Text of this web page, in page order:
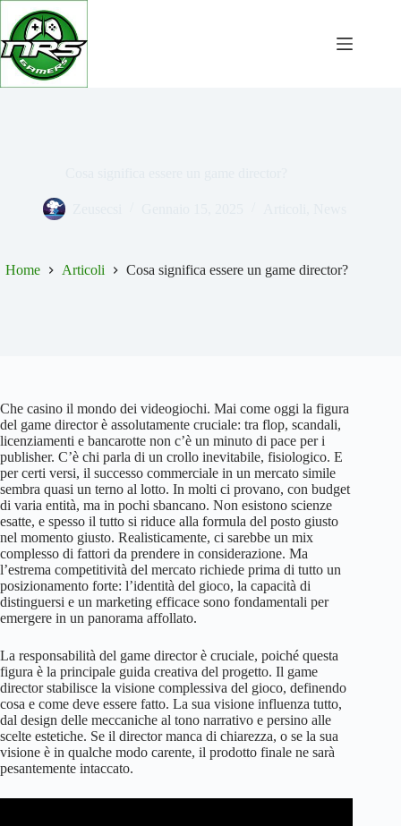
Salta
contenuto
Home Articoli Cosa significa essere un game director?
Che casino il mondo dei videogiochi. Mai come oggi la figura
del game director è assolutamente cruciale: tra flop, scandali,
licenziamenti e bancarotte non c’è un minuto di pace per i
publisher. C’è chi parla di un crollo inevitabile, fisiologico. E
per certi versi, il successo commerciale in un mercato simile
sembra quasi un terno al lotto. In molti ci provano, con budget
di varia entità, ma in pochi sbancano. Non esistono scienze
esatte, e spesso il tutto si riduce alla formula del posto giusto
nel momento giusto. Realisticamente, ci sarebbe un mix
complesso di fattori da prendere in considerazione. Ma
l’estrema competitività del mercato richiede prima di tutto un
posizionamento forte: l’identità del gioco, la capacità di
distinguersi e un marketing efficace sono fondamentali per
emergere in un panorama affollato.
La responsabilità del game director è cruciale, poiché questa
figura è la principale guida creativa del progetto. Il game
director stabilisce la visione complessiva del gioco, definendo
cosa e come deve essere fatto. La sua visione influenza tutto,
dal design delle meccaniche al tono narrativo e persino alle
scelte estetiche. Se il director manca di chiarezza, o se la sua
visione è in qualche modo carente, il prodotto finale ne sarà
pesantemente intaccato.